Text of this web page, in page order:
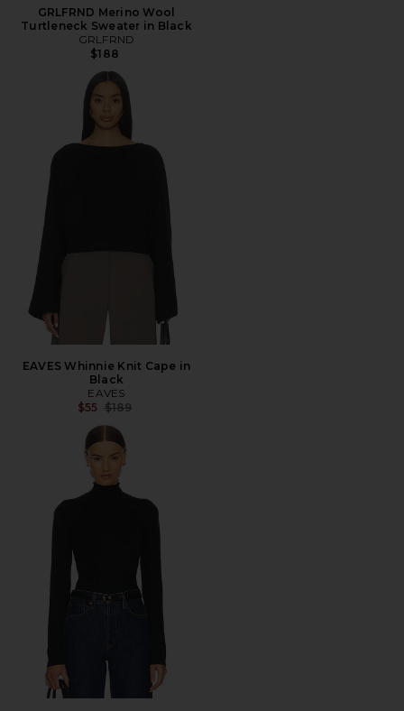
GRLFRND Merino Wool
Turtleneck Sweater in Black
GRLFRND
$188
EAVES Whinnie Knit Cape in
Black
EAVES
$55 Precio anterior:
$189